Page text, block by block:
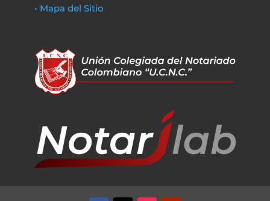
• Mapa del Sitio